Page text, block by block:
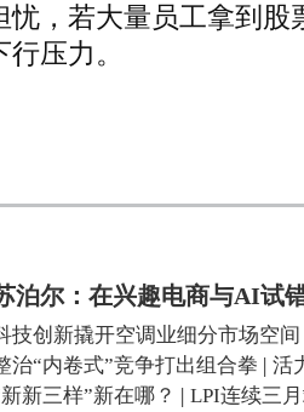
忧，若大量员工拿到股
压力。
泊尔：在兴趣电商与AI试
技创新撬开空调业细分市场空间
治“内卷式”竞争打出组合拳 | 活
新三样”新在哪？ | LPI连续三